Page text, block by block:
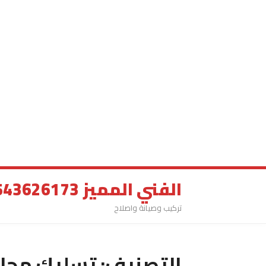
الفني المميز 0543626173
تركيب وصيانة واصلاح